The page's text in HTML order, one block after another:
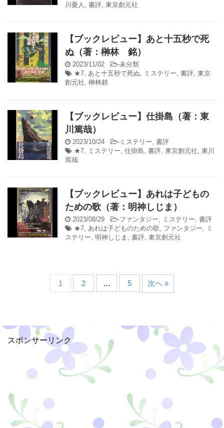
川憂人 , 書評, 東京創元社
【ブックレビュー】あと十五秒で死
ぬ（著：榊林 銘）
2023/11/02 -未分類
★7, あと十五秒で死ぬ, ミステリー, 書評, 東京
創元社, 榊林銘
【ブックレビュー】仕掛島（著：東
川篤哉）
2023/10/24 - ミステリー, 書評
★7, ミステリー, 仕掛島, 書評, 東京創元社, 東川
篤哉
【ブックレビュー】あれは子どもの
ための歌（著：明神しじま）
2023/08/29 -ファンタジー, ミステリー, 書評
★7, あれは子どものための歌, ファンタジー, ミ
ステリー, 明神しじま , 書評, 東京創元社
1 2 … 5 次へ »
スポンサーリンク